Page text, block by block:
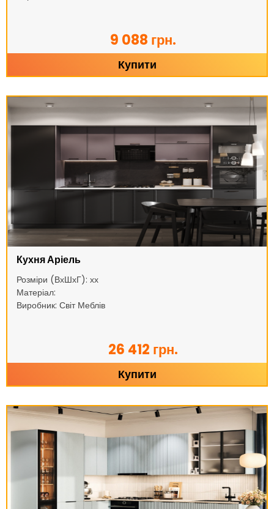
9 088 грн.
Купити
Кухня Аріель
Розміри (ВхШхГ): хх
Матеріал:
Виробник: Світ Меблів
26 412 грн.
Купити